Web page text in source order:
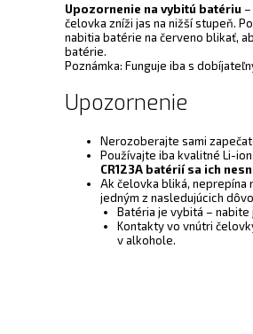
Upozornenie na vybitú batériu
čelovka zníži jas na nižší stupeň.
nabitia batérie na červeno blikať,
batérie.
Poznámka: Funguje iba s
Upozornenie
Nerozoberajte sami
Používajte iba kvalitné Li-
CR123A batérií sa ich
Ak čelovka bliká, neprepína
jedným z nasledujúcich
Batéria je vybitá –
Kontakty vo vnútri
v alkohole.